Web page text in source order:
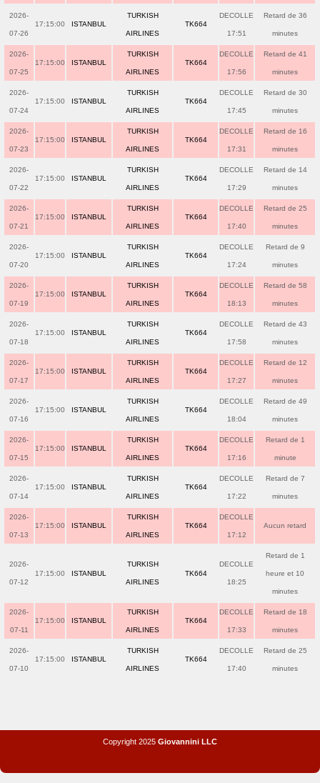
2026-
07-26
17:15:00 ISTANBUL
TURKISH
AIRLINES
TK664
DECOLLE
17:51
Retard de 36
minutes
2026-
07-25
17:15:00 ISTANBUL
TURKISH
AIRLINES
TK664
DECOLLE
17:56
Retard de 41
minutes
2026-
07-24
17:15:00 ISTANBUL
TURKISH
AIRLINES
TK664
DECOLLE
17:45
Retard de 30
minutes
2026-
07-23
17:15:00 ISTANBUL
TURKISH
AIRLINES
TK664
DECOLLE
17:31
Retard de 16
minutes
2026-
07-22
17:15:00 ISTANBUL
TURKISH
AIRLINES
TK664
DECOLLE
17:29
Retard de 14
minutes
2026-
07-21
17:15:00 ISTANBUL
TURKISH
AIRLINES
TK664
DECOLLE
17:40
Retard de 25
minutes
2026-
07-20
17:15:00 ISTANBUL
TURKISH
AIRLINES
TK664
DECOLLE
17:24
Retard de 9
minutes
2026-
07-19
17:15:00 ISTANBUL
TURKISH
AIRLINES
TK664
DECOLLE
18:13
Retard de 58
minutes
2026-
07-18
17:15:00 ISTANBUL
TURKISH
AIRLINES
TK664
DECOLLE
17:58
Retard de 43
minutes
2026-
07-17
17:15:00 ISTANBUL
TURKISH
AIRLINES
TK664
DECOLLE
17:27
Retard de 12
minutes
2026-
07-16
17:15:00 ISTANBUL
TURKISH
AIRLINES
TK664
DECOLLE
18:04
Retard de 49
minutes
2026-
07-15
17:15:00 ISTANBUL
TURKISH
AIRLINES
TK664
DECOLLE
17:16
Retard de 1
minute
2026-
07-14
17:15:00 ISTANBUL
TURKISH
AIRLINES
TK664
DECOLLE
17:22
Retard de 7
minutes
2026-
07-13
17:15:00 ISTANBUL
TURKISH
AIRLINES
TK664
DECOLLE
17:12
Aucun retard
2026-
07-12
17:15:00 ISTANBUL
TURKISH
AIRLINES
TK664
DECOLLE
18:25
Retard de 1
heure et 10
minutes
2026-
07-11
17:15:00 ISTANBUL
TURKISH
AIRLINES
TK664
DECOLLE
17:33
Retard de 18
minutes
2026-
07-10
17:15:00 ISTANBUL
TURKISH
AIRLINES
TK664
DECOLLE
17:40
Retard de 25
minutes
Copyright 2025 Giovannini LLC